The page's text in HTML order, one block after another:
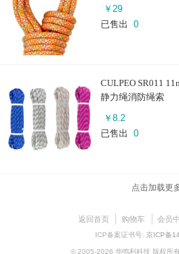
￥ 29
已售出
0
CULPEO SR011
静力绳消防绳索
￥ 8.2
已售出
0
点击加载更
返回首页 购物车 会员
ICP备案证书号: 京ICP备
© 2005-2026 华鸣利科技 版权所有